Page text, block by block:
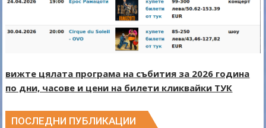
вижте цялата програма на събития за 2026 година
по дни, часове и цени на билети кликвайки ТУК
ПОСЛЕДНИ ПУБЛИКАЦИИ